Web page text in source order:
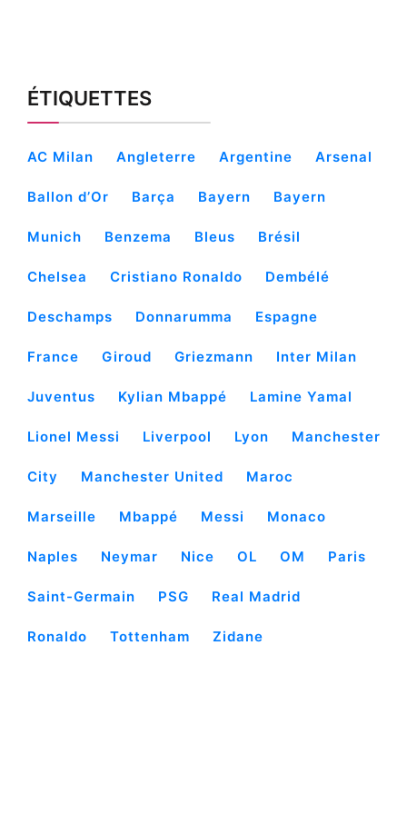
ÉTIQUETTES
AC Milan Angleterre Argentine Arsenal
Ballon d’Or Barça Bayern Bayern
Munich Benzema Bleus Brésil
Chelsea Cristiano Ronaldo Dembélé
Deschamps Donnarumma Espagne
France Giroud Griezmann Inter Milan
Juventus Kylian Mbappé Lamine Yamal
Lionel Messi Liverpool Lyon Manchester
City Manchester United Maroc
Marseille Mbappé Messi Monaco
Naples Neymar Nice OL OM Paris
Saint-Germain PSG Real Madrid
Ronaldo Tottenham Zidane